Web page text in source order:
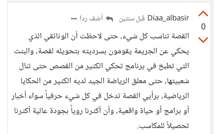
0
Diaa_albasir قبل سنتين أضف ردا
القصة تناسب كل شيء، حتى لاحظت أن الوثائقي الذي
يحكي عن الجريمة يقومون بسرديته بتحويله لقصة، والبنت
التي تطبخ في برنامج تحكي الكثير من القصص حتى تنال
شعبيتها، حتى معلق الرياضة الجيد لديه الكثير من الحكايا
الرياضية، برأيي القصة تدخل في كل شيء حرفياً سواء أخبار
أو برامج أو حياة واقعية، وأن أكثرنا روياً بجودة عالية أكثرنا
تحصيلاً للمكاسب.